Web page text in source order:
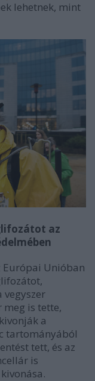
lehetnek, mint
az
Európai Unióban
meg is tette,
a
tartományából
tett, és az
is